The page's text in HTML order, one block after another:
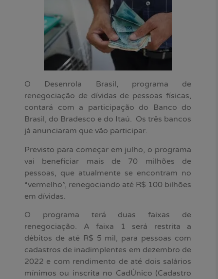
O Desenrola Brasil, programa de
renegociação de dívidas de pessoas físicas,
contará com a participação do Banco do
Brasil, do Bradesco e do Itaú. Os três bancos
já anunciaram que vão participar.
Previsto para começar em julho, o programa
vai beneficiar mais de 70 milhões de
pessoas, que atualmente se encontram no
“vermelho”, renegociando até R$ 100 bilhões
em dívidas.
O programa terá duas faixas de
renegociação. A faixa 1 será restrita a
débitos de até R$ 5 mil, para pessoas com
cadastros de inadimplentes em dezembro de
2022 e com rendimento de até dois salários
mínimos ou inscrita no CadÚnico (Cadastro